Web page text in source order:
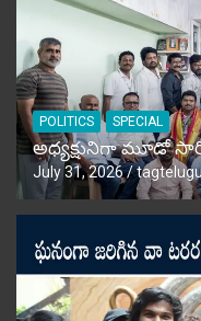
POLITICS SPECIAL
అధ్యక్షునిగా మూడో
July 31, 2026